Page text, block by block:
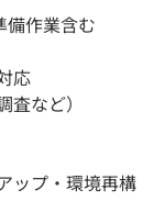
備作業含む
応
など）
ップ・環境再構